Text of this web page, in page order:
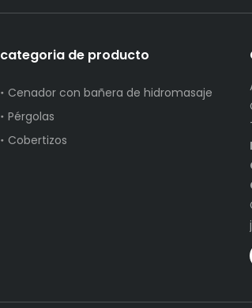
categoria de producto
Cenador con bañera de hidromasaje
Pérgolas
Cobertizos